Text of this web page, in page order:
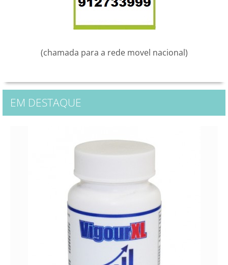
(chamada para a rede movel nacional)
EM DESTAQUE